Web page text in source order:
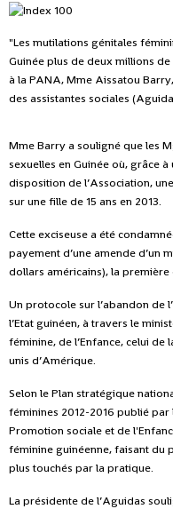
"Les mutilations génitales
Guinée plus de deux millions
à la PANA, Mme Aissatou
des assistantes sociales
Mme Barry a souligné que les
sexuelles en Guinée où, grâce
disposition de l’Association,
sur une fille de 15 ans en 2013.
Cette exciseuse a été
payement d’une amende d’un
dollars américains), la
Un protocole sur l’abandon de
l’Etat guinéen, à travers le
féminine, de l’Enfance, celui de
unis d’Amérique.
Selon le Plan stratégique
féminines 2012-2016 publié
Promotion sociale et de
féminine guinéenne, faisant du
plus touchés par la pratique.
La présidente de l’Aguidas